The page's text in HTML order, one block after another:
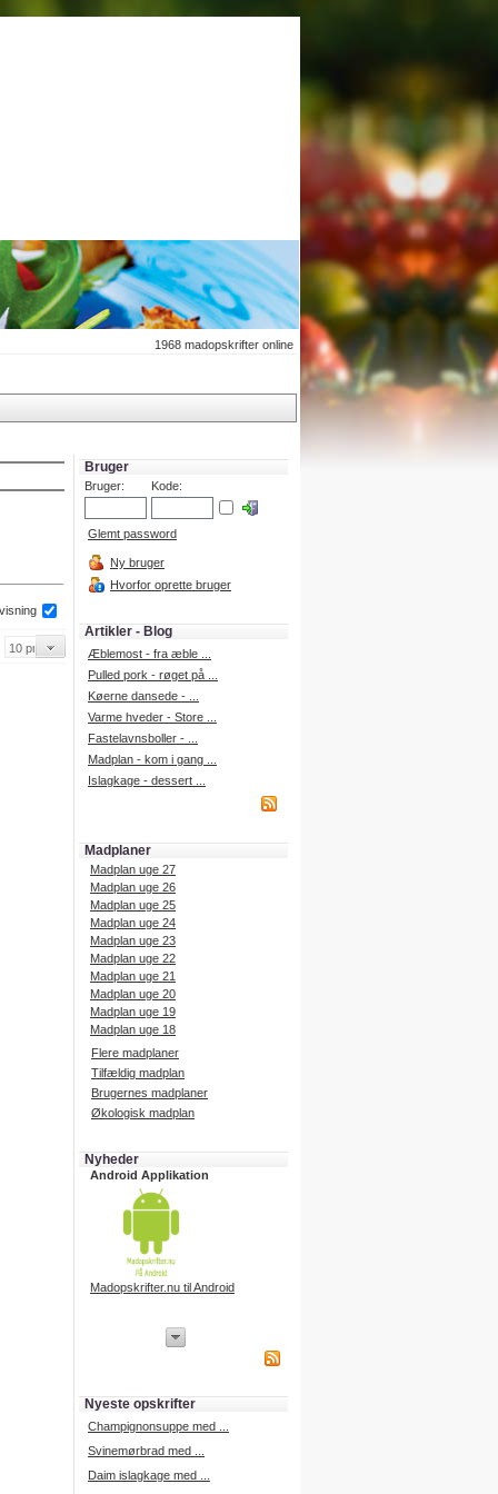
1968 madopskrifter online
Bruger
Bruger: Kode:
Glemt password
Ny bruger
Hvorfor oprette bruger
Artikler - Blog
Æblemost - fra æble ...
Pulled pork - røget på ...
Køerne dansede - ...
Varme hveder - Store ...
Fastelavnsboller - ...
Madplan - kom i gang ...
Islagkage - dessert ...
Madplaner
Madplan uge 27
Madplan uge 26
Madplan uge 25
Madplan uge 24
Madplan uge 23
Madplan uge 22
Madplan uge 21
Madplan uge 20
Madplan uge 19
Madplan uge 18
Flere madplaner
Tilfældig madplan
Brugernes madplaner
Økologisk madplan
Nyheder
Android Applikation
Madopskrifter.nu til Android
iPhone udvikling
Nyeste opskrifter
Champignonsuppe med ...
Svinemørbrad med ...
Daim islagkage med ...